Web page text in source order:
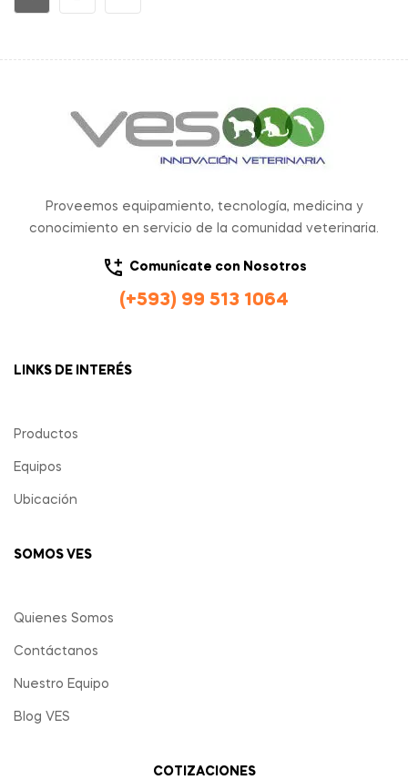
Proveemos equipamiento, tecnología, medicina y
conocimiento en servicio de la comunidad veterinaria.
Comunícate con Nosotros
(+593) 99 513 1064
LINKS DE INTERÉS
Productos
Equipos
Ubicación
SOMOS VES
Quienes Somos
Contáctanos
Nuestro Equipo
Blog VES
COTIZACIONES